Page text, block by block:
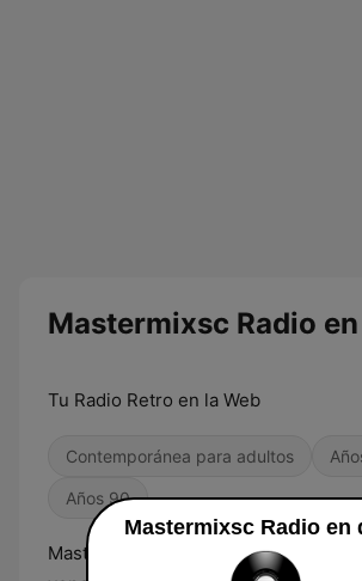
Mastermixsc Radio
Tu Radio Retro en la Web
Contemporánea para adultos
Años 90
Mastermixsc Radio es una emisora